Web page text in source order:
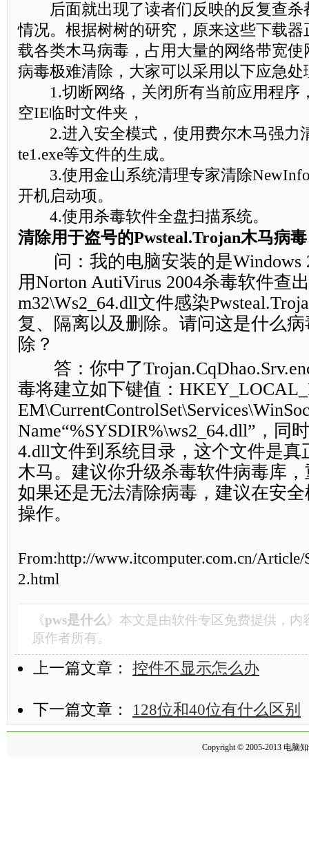
后面就出现了读者们反映的反复查杀
情况。根据树树的研究，原来这些下载
载各类木马病毒，占用大量的网络带宽
病毒极难清除，大家可以采用以下应急处
1.切断网络，关闭所有当前应用程序
空IE临时文件夹，
2.进入安全模式，使用费尔木马强力
te1.exe等文件的生成。
3.使用金山系统清理专家清除
开机启动项。
4.使用杀毒软件全盘扫描系统。
清除用于盗号的Pwsteal.Trojan木马病毒
问：我的电脑安装的是Windows
用Norton AutiVirus 2004杀毒软件查
m32\Ws2_64.dll文件感染
复、隔离以及删除。请问这是什么
除？
答：你中了
毒将建立如下键值：
Name“%SYSDIR%\ws2_64.dll”，同
4.dll文件到系统目录，这个文件是
木马。建议你升级杀毒软件病毒库
如果还是无法清除病毒，建议在安
操作。
From:http://www.itcomputer.com.cn/
2.html
《pws是什么》本文是由软件专区免费提供，内
原作者所有。
上一篇文章： 控件不显示怎么办
下一篇文章： 128位和40位有什么区别
Copyright © 2005-2013 电脑